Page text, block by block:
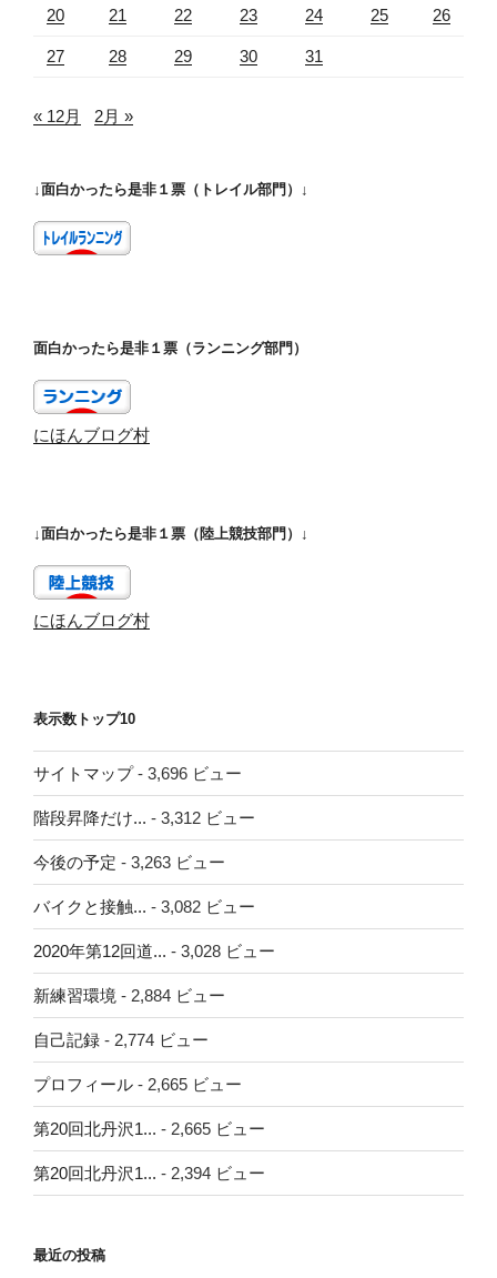
20 21 22 23 24 25 26
27 28 29 30 31
« 12月 2月 »
↓面白かったら是非１票（トレイル部門）↓
面白かったら是非１票（ランニング部門）
にほんブログ村
↓面白かったら是非１票（陸上競技部門）↓
にほんブログ村
表示数トップ10
サイトマップ- 3,696 ビュー
階段昇降だけ... - 3,312 ビュー
今後の予定 - 3,263 ビュー
バイクと接触... - 3,082 ビュー
2020年第12回道... - 3,028 ビュー
新練習環境 - 2,884 ビュー
自己記録 - 2,774 ビュー
プロフィール - 2,665 ビュー
第20回北丹沢1... - 2,665 ビュー
第20回北丹沢1... - 2,394 ビュー
最近の投稿